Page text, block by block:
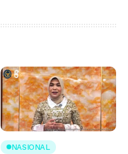
NASIONAL